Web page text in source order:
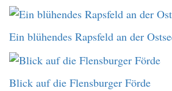
Ein blühendes Rapsfeld an der
Blick auf die Flensburger Förde